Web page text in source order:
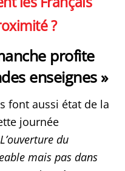
?
profite
enseignes »
font aussi état de la
journée
L’ouverture du
mais pas dans